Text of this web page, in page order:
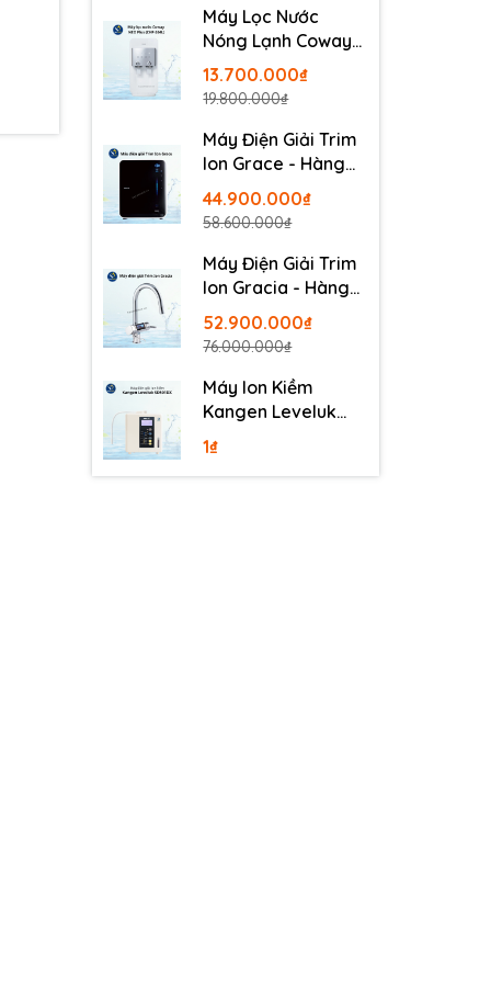
Máy Lọc Nước
Nóng Lạnh Coway
Neo Plus CHP-264L
13.700.000₫
19.800.000₫
Máy Điện Giải Trim
Ion Grace - Hàng
Nội Địa Nhật
44.900.000₫
58.600.000₫
Máy Điện Giải Trim
Ion Gracia - Hàng
Nội Địa Nhật
52.900.000₫
76.000.000₫
Máy Ion Kiềm
Kangen Leveluk
SD501DX
1₫